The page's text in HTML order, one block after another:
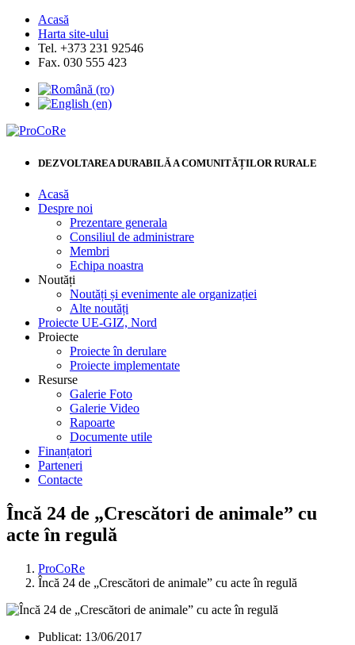
Acasă
Harta site-ului
Tel. +373 231 92546
Fax. 030 555 423
DEZVOLTAREA DURABILĂ A COMUNITĂȚILOR RURALE
Acasă
Despre noi
Prezentare generala
Consiliul de administrare
Membri
Echipa noastra
Noutăți
Noutăți și evenimente ale organizației
Alte noutăți
Proiecte UE-GIZ, Nord
Proiecte
Proiecte în derulare
Proiecte implementate
Resurse
Galerie Foto
Galerie Video
Rapoarte
Documente utile
Finanțatori
Parteneri
Contacte
Încă 24 de „Crescători de animale” cu
acte în regulă
ProCoRe
Încă 24 de „Crescători de animale” cu acte în regulă
Publicat: 13/06/2017